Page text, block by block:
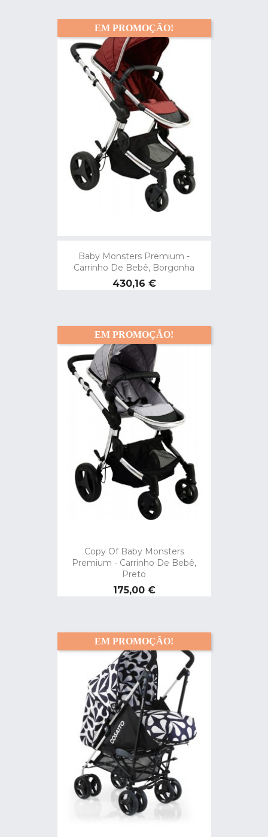
Baby Monsters Premium -
Carrinho De Bebê, Borgonha
Preço
430,16 €
EM PROMOÇÃO!
Copy Of Baby Monsters
Premium - Carrinho De Bebê,
Preto
Preço
175,00 €
EM PROMOÇÃO!
EM PROMOÇÃO!